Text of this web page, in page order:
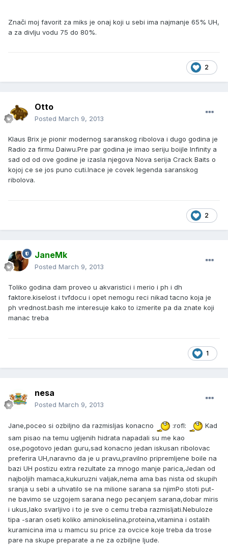
Znači moj favorit za miks je onaj koji u sebi ima najmanje 65% UH,
a za divlju vodu 75 do 80%.
2
Otto
Posted March 9, 2013
Klaus Brix je pionir modernog saranskog ribolova i dugo godina je
Radio za firmu Daiwu.Pre par godina je imao seriju boijle Infinity a
sad od od ove godine je izasla njegova Nova serija Crack Baits o
kojoj ce se jos puno cuti.Inace je covek legenda saranskog
ribolova.
2
JaneMk
Posted March 9, 2013
Toliko godina dam proveo u akvaristici i merio i ph i dh
faktore.kiselost i tvfdocu i opet nemogu reci nikad tacno koja je
ph vrednost.bash me interesuje kako to izmerite pa da znate koji
manac treba
1
nesa
Posted March 9, 2013
Jane,poceo si ozbiljno da razmisljas konacno :rofl:
Kad
sam pisao na temu ugljenih hidrata napadali su me kao
ose,pogotovo jedan guru,sad konacno jedan iskusan ribolovac
preferira UH,naravno da je u pravu,pravilno pripremljene boile na
bazi UH postizu extra rezultate za mnogo manje parica,Jedan od
najboljih mamaca,kukuruzni valjak,nema ama bas nista od skupih
sranja u sebi a uhvatilo se na milione sarana sa njimPo stoti put-
ne bavimo se uzgojem sarana nego pecanjem sarana,dobar miris
i ukus,lako svarljivo i to je sve o cemu treba razmisljati.Nebuloze
tipa -saran oseti koliko aminokiselina,proteina,vitamina i ostalih
kuramicina ima u mamcu su price za ovcice koje treba da trose
pare na skupe preparate a ne za ozbiljne ljude.